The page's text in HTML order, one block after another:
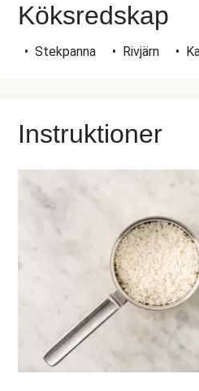
Köksredskap
• Stekpanna • Rivjärn •
Instruktioner